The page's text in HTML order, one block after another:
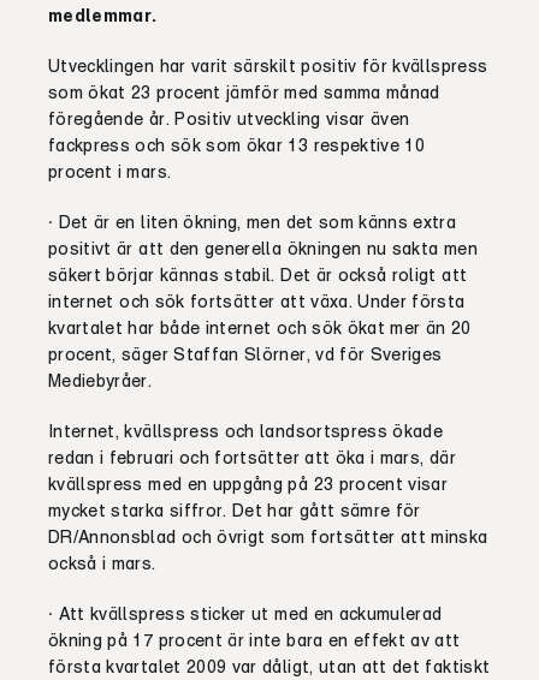
medlemmar.
Utvecklingen har varit särskilt positiv för kvällspress
som ökat 23 procent jämför med samma månad
föregående år. Positiv utveckling visar även
fackpress och sök som ökar 13 respektive 10
procent i mars.
− Det är en liten ökning, men det som känns extra
positivt är att den generella ökningen nu sakta men
säkert börjar kännas stabil. Det är också roligt att
internet och sök fortsätter att växa. Under första
kvartalet har både internet och sök ökat mer än 20
procent, säger Staffan Slörner, vd för Sveriges
Mediebyråer.
Internet, kvällspress och landsortspress ökade
redan i februari och fortsätter att öka i mars, där
kvällspress med en uppgång på 23 procent visar
mycket starka siffror. Det har gått sämre för
DR/Annonsblad och övrigt som fortsätter att minska
också i mars.
− Att kvällspress sticker ut med en ackumulerad
ökning på 17 procent är inte bara en effekt av att
första kvartalet 2009 var dåligt, utan att det faktiskt